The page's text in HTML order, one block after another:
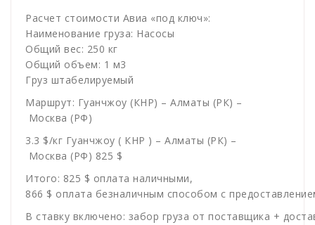
Расчет стоимости Авиа «под ключ»:
Наименование груза: Насосы
Общий вес: 250 кг
Общий объем: 1 м3
Груз штабелируемый
Маршрут: Гуанчжоу (КНР) – Алматы (РК) –
Москва (РФ)
3.3 $/кг Гуанчжоу ( КНР ) – Алматы (РК) –
Москва (РФ) 825 $
Итого: 825 $ оплата наличными,
866 $ оплата безналичным способом с
В ставку включено: забор груза от поставщика +